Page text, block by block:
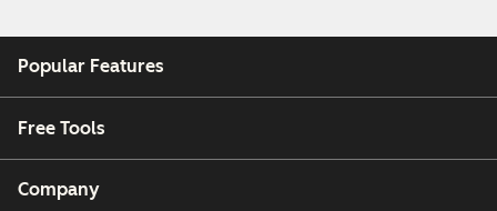
Popular Features
Free Tools
Company